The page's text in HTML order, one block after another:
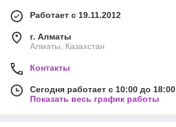
Работает с 19.11.2012
г. Алматы
Алматы, Казахстан
Контакты
Сегодня работает с 10:00 до 18:00
Показать весь график работы